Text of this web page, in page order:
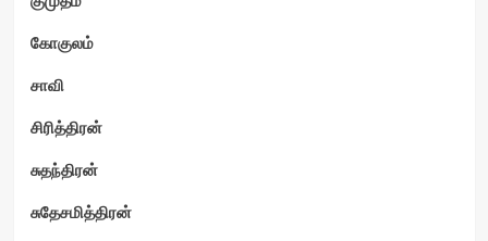
கோகுலம்
சாவி
சிரித்திரன்
சுதந்திரன்
சுதேசமித்திரன்